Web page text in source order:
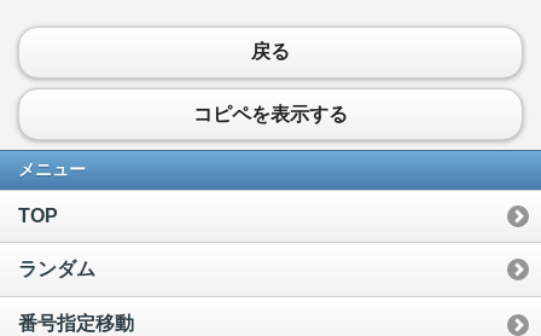
戻る
コピペを表示する
メニュー
TOP
ランダム
番号指定移動